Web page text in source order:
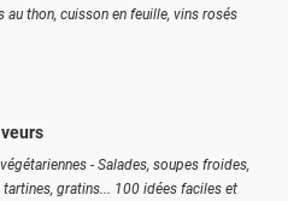
au thon, cuisson en feuille, vins rosés
- Salades, soupes froides,
tartines, gratins... 100 idées faciles et